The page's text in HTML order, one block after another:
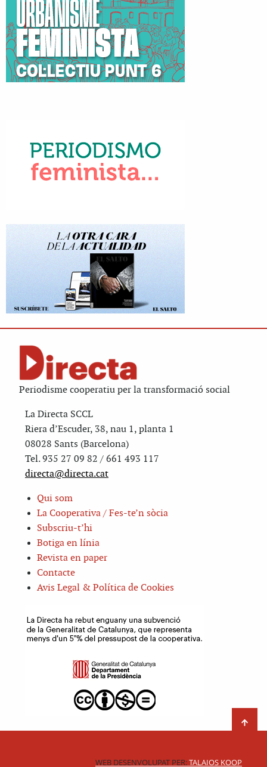
Periodisme cooperatiu per la transformació social
La Directa SCCL
Riera d’Escuder, 38, nau 1, planta 1
08028 Sants (Barcelona)
Tel. 935 27 09 82 / 661 493 117
directa@directa.cat
Qui som
La Cooperativa / Fes-te’n sòcia
Subscriu-t’hi
Botiga en línia
Revista en paper
Contacte
Avis Legal & Política de Cookies
WEB DESENVOLUPAT PER:TALAIOS KOOP